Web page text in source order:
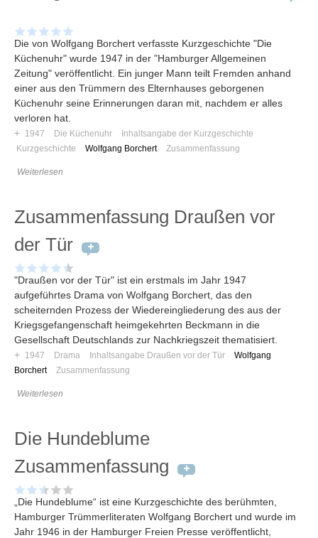
Die von Wolfgang Borchert verfasste Kurzgeschichte "Die
Küchenuhr" wurde 1947 in der "Hamburger Allgemeinen
Zeitung" veröffentlicht. Ein junger Mann teilt Fremden anhand
einer aus den Trümmern des Elternhauses geborgenen
Küchenuhr seine Erinnerungen daran mit, nachdem er alles
verloren hat.
+ 1947 Die Küchenuhr
Inhaltsangabe der Kurzgeschichte
Kurzgeschichte
Wolfgang Borchert Zusammenfassung
Weiterlesen
Zusammenfassung Draußen vor
der Tür
"Draußen vor der Tür" ist ein erstmals im Jahr 1947
aufgeführtes Drama von Wolfgang Borchert, das den
scheiternden Prozess der Wiedereingliederung des aus der
Kriegsgefangenschaft heimgekehrten Beckmann in die
Gesellschaft Deutschlands zur Nachkriegszeit thematisiert.
+ 1947 Drama Inhaltsangabe Draußen vor der Tür
Wolfgang
Borchert
Zusammenfassung
Weiterlesen
Die Hundeblume
Zusammenfassung
„Die Hundeblume“ ist eine Kurzgeschichte des berühmten,
Hamburger Trümmerliteraten Wolfgang Borchert und wurde im
Jahr 1946 in der Hamburger Freien Presse veröffentlicht,